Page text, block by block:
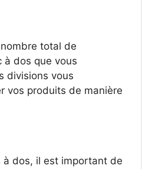
total de
à dos que vous
divisions vous
vos produits de manière
à dos, il est important de